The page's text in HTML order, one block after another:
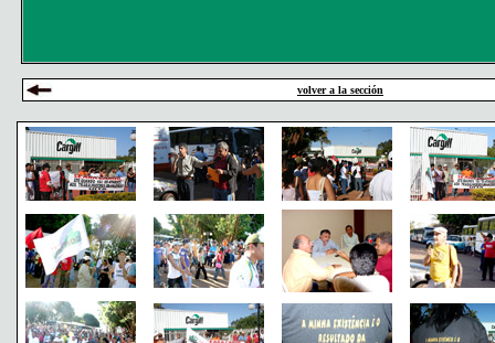
volver a la sección